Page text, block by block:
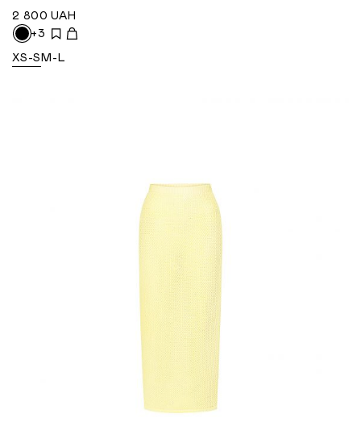
2 800 UAH
+3
XS-S M-L